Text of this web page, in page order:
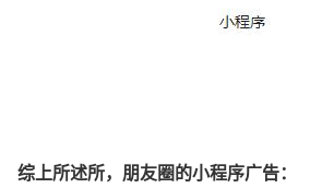
综上所述所，朋友圈的小程序广告：